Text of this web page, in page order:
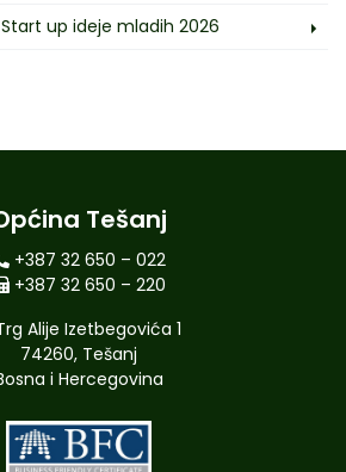
up ideje mladih 2026
Tešanj
+387 32 650 – 022
+387 32 650 – 220
Alije Izetbegovića 1
74260, Tešanj
i Hercegovina